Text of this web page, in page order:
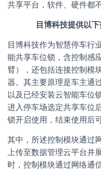
共享平台，软件、硬件都
目博科技提供以
目博科技作为智慧停车行
能共享车位锁，含控制感
臂），还包括连接控制模
器。其主要原理是车主通
以及已经安装云智能车位
进入停车场选定共享车位
锁开启使用，结束使用后
其中，所述控制模块通过
上传至数据管理云平台并
时，控制模块通过网络通